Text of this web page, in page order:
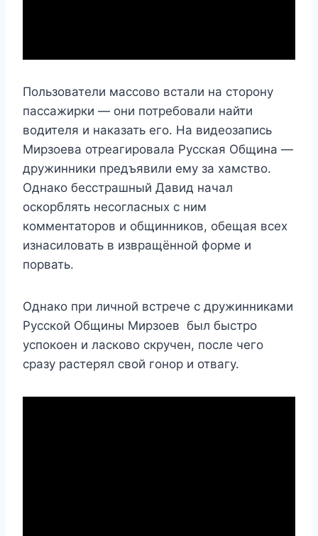
Пользователи массово встали на сторону
пассажирки — они потребовали найти
водителя и наказать его. На видеозапись
Мирзоева отреагировала Русская Община —
дружинники предъявили ему за хамство.
Однако бесстрашный Давид начал
оскорблять несогласных с ним
комментаторов и общинников, обещая всех
изнасиловать в извращённой форме и
порвать.
Однако при личной встрече с дружинниками
Русской Общины Мирзоев был быстро
успокоен и ласково скручен, после чего
сразу растерял свой гонор и отвагу.